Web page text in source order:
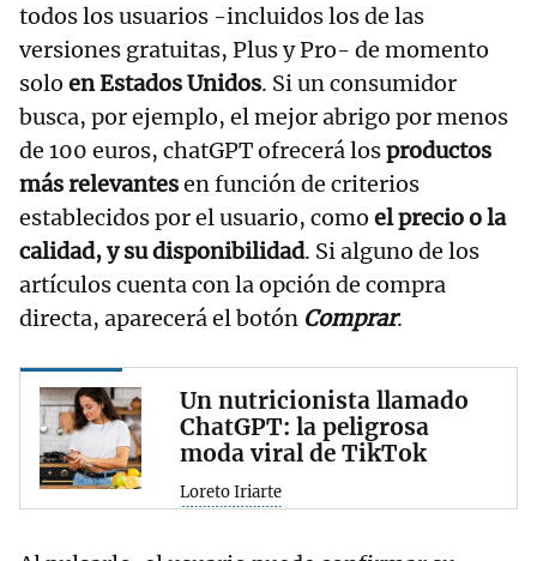
todos los usuarios -incluidos los de las
versiones gratuitas, Plus y Pro- de momento
solo en Estados Unidos. Si un consumidor
busca, por ejemplo, el mejor abrigo por menos
de 100 euros, chatGPT ofrecerá losproductos
más relevantesen función de criterios
establecidos por el usuario, como el precio o la
calidad, y su disponibilidad. Si alguno de los
artículos cuenta con la opción de compra
directa, aparecerá el botón Comprar.
Un nutricionista llamado
ChatGPT: la peligrosa
moda viral de TikTok
Loreto Iriarte